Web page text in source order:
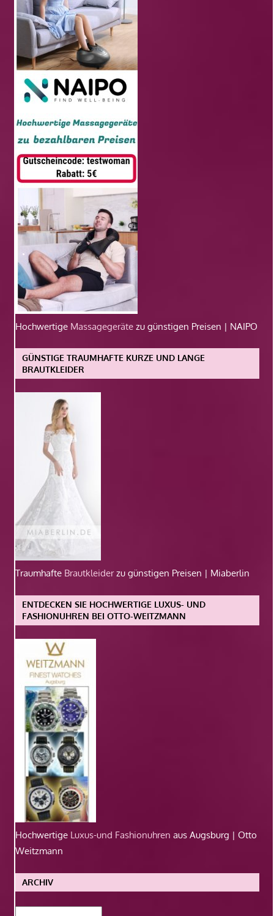
Hochwertige Massagegeräte zu günstigen Preisen | NAIPO
GÜNSTIGE TRAUMHAFTE KURZE UND LANGE
BRAUTKLEIDER
Traumhafte Brautkleiderzu günstigen Preisen | Miaberlin
ENTDECKEN SIE HOCHWERTIGE LUXUS- UND
FASHIONUHREN BEI OTTO-WEITZMANN
Hochwertige Luxus-und Fashionuhren aus Augsburg | Otto
Weitzmann
ARCHIV